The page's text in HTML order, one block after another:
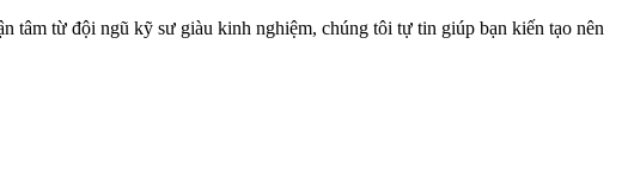
tâm từ đội ngũ kỹ sư giàu kinh nghiệm, chúng tôi tự tin giúp bạn kiến tạo nên